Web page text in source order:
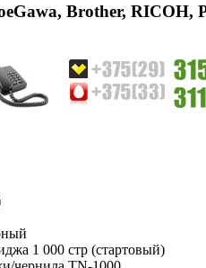
Gawa, Brother, RICOH,
1 000 стр (стартовый)